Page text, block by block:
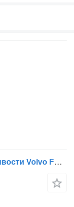
Стабилизатор поперечной устойчивости Volvo FM (01.05-) 20555319 3173988 для тягача Volvo FM7-FM12, FM, FMX (1998-2014)